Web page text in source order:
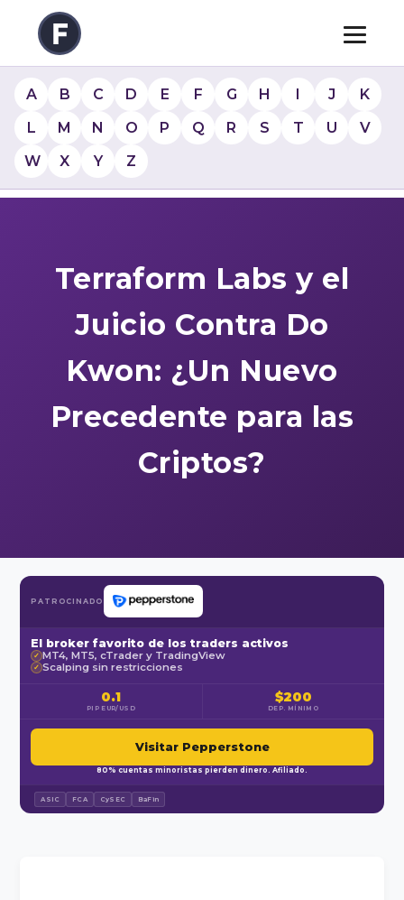
A B C D E F G H I J
K
L
M N O P Q R S T U
V
W
X Y Z
Terraform Labs y el
Juicio Contra Do
Kwon: ¿Un Nuevo
Precedente para las
Criptos?
PATROCINADO
El broker favorito de los traders activos
✓ MT4, MT5, cTrader y TradingView
✓ Scalping sin restricciones
0.1
PIP EUR/USD
$200
DEP. MÍNIMO
Visitar Pepperstone
80% cuentas minoristas pierden dinero. Afiliado.
ASIC FCA CySEC BaFin